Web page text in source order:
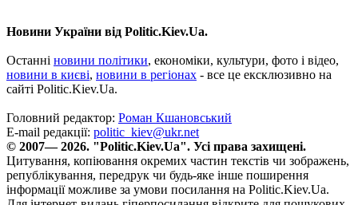
Новини України від Politic.Kiev.Ua.
Останні новини політики, економіки, культури, фото і відео,
новини в києві, новини в регіонах - все це ексклюзивно на
сайті Politic.Kiev.Ua.
Головний редактор: Роман Кшановський
E-mail редакції: politic_kiev@ukr.net
© 2007— 2026. "Politic.Kiev.Ua". Усі права захищені.
Цитування, копіювання окремих частин текстів чи зображень,
републікування, передрук чи будь-яке інше поширення
інформації можливе за умови посилання на Politic.Kiev.Ua.